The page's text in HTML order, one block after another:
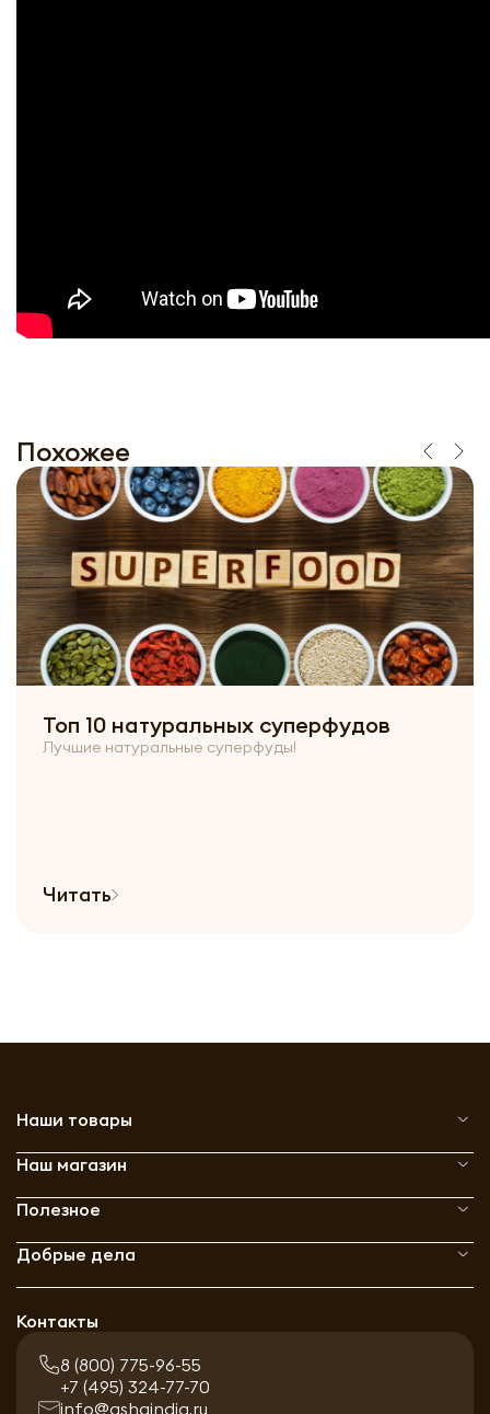
Похожее
Топ 10 натуральных суперфудов
Лучшие натуральные суперфуды!
Читать
Наши товары
Наш магазин
Полезное
Добрые дела
Контакты
8 (800) 775-96-55
+7 (495) 324-77-70
info@ashaindia.ru